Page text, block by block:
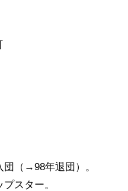
（→98年退団）。
スター。